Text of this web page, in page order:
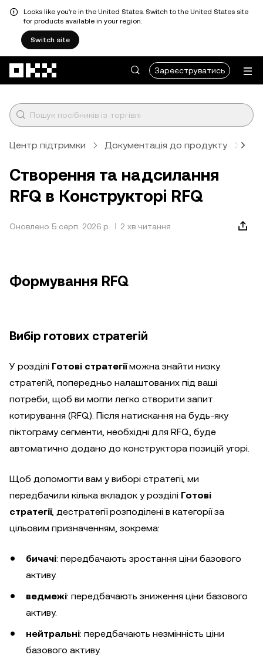
Looks like you're in the United States. Switch to the United States site
for products available in your region.
Switch site
Зареєструватись
Центр підтримки Документація до продукту
Створення та надсилання
RFQ в Конструкторі RFQ
Оновлено 5 серп. 2026 р. 2 хв читання
Формування RFQ
Вибір готових стратегій
У розділі Готові стратегіїможна знайти низку
стратегій, попередньо налаштованих під ваші
потреби, щоб ви могли легко створити запит
котирування (RFQ). Після натискання на будь-яку
піктограму сегменти, необхідні для RFQ, буде
автоматично додано до конструктора позицій угорі.
Щоб допомогти вам у виборі стратегії, ми
передбачили кілька вкладок у розділі Готові
стратегії, дестратегії розподілені в категорії за
цільовим призначенням, зокрема:
бичачі: передбачають зростання ціни базового
активу.
ведмежі: передбачають зниження ціни базового
активу.
нейтральні: передбачають незмінність ціни
базового активу.